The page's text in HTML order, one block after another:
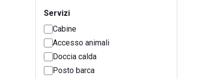
Servizi
Cabine
Accesso animali
Doccia calda
Posto barca